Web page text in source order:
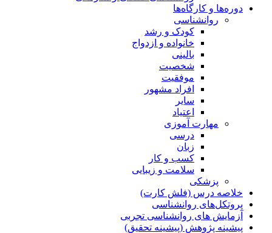
دوره‌ها و کارگاه‌ها
روانشناسی
کودک و رشد
خانواده و ازدواج
بالینی
شخصیت
موفقیت
افراد مشهور
سایر
اعتیاد
مهارت آموزی
درسی
زبان
کسب و کار
سلامت و زیبایی
پزشکی
خلاصه درس (فلش کارت)
پروتکل‌های روانشناسی
آزمایش های روانشناسی تجربی
پیشینه پژوهش (پیشینه تحقیق)